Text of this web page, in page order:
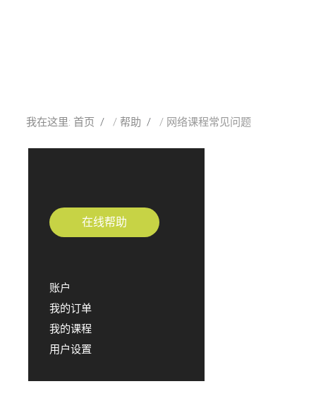
我在这里: 首页 帮助 网络课程常见问题
在线帮助
账户
我的订单
我的课程
用户设置